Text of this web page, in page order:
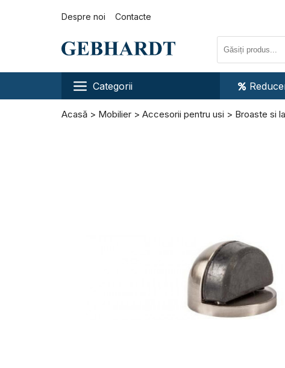
Despre noi Contacte
Categorii
Acasă Mobilier Accesorii pentru usi Broaste si